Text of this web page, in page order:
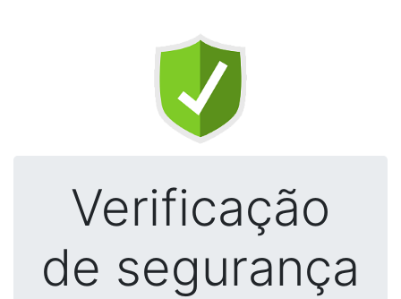
Verificação
de segurança